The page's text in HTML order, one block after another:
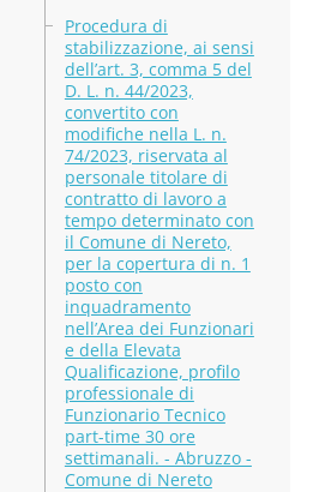
Procedura di
stabilizzazione, ai sensi
dell’art. 3, comma 5 del
D. L. n. 44/2023,
convertito con
modifiche nella L. n.
74/2023, riservata al
personale titolare di
contratto di lavoro a
tempo determinato con
il Comune di Nereto,
per la copertura di n. 1
posto con
inquadramento
nell’Area dei Funzionari
e della Elevata
Qualificazione, profilo
professionale di
Funzionario Tecnico
part-time 30 ore
settimanali. - Abruzzo -
Comune di Nereto